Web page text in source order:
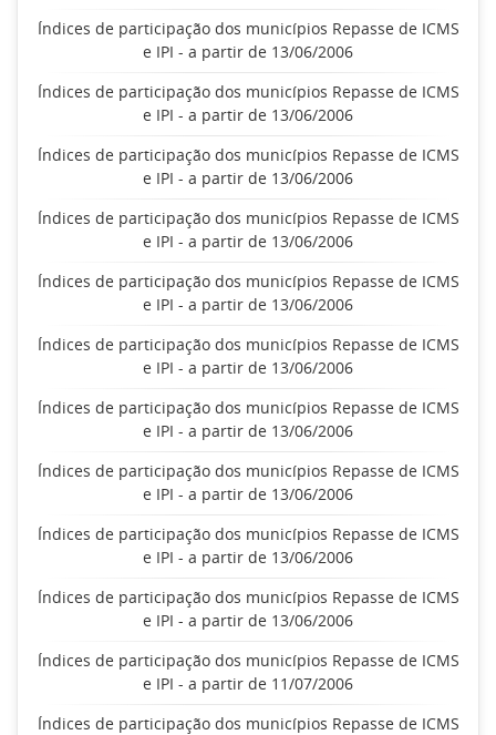
Índices de participação dos municípios Repasse de ICMS
e IPI - a partir de 13/06/2006
Índices de participação dos municípios Repasse de ICMS
e IPI - a partir de 13/06/2006
Índices de participação dos municípios Repasse de ICMS
e IPI - a partir de 13/06/2006
Índices de participação dos municípios Repasse de ICMS
e IPI - a partir de 13/06/2006
Índices de participação dos municípios Repasse de ICMS
e IPI - a partir de 13/06/2006
Índices de participação dos municípios Repasse de ICMS
e IPI - a partir de 13/06/2006
Índices de participação dos municípios Repasse de ICMS
e IPI - a partir de 13/06/2006
Índices de participação dos municípios Repasse de ICMS
e IPI - a partir de 13/06/2006
Índices de participação dos municípios Repasse de ICMS
e IPI - a partir de 13/06/2006
Índices de participação dos municípios Repasse de ICMS
e IPI - a partir de 13/06/2006
Índices de participação dos municípios Repasse de ICMS
e IPI - a partir de 11/07/2006
Índices de participação dos municípios Repasse de ICMS